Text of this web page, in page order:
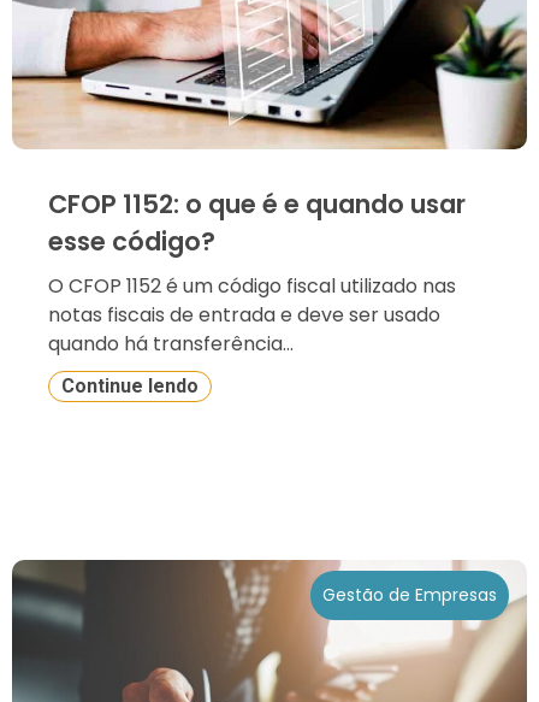
CFOP 1152: o que é e quando usar
esse código?
O CFOP 1152 é um código fiscal utilizado nas
notas fiscais de entrada e deve ser usado
quando há transferência...
Continue lendo
Gestão de Empresas